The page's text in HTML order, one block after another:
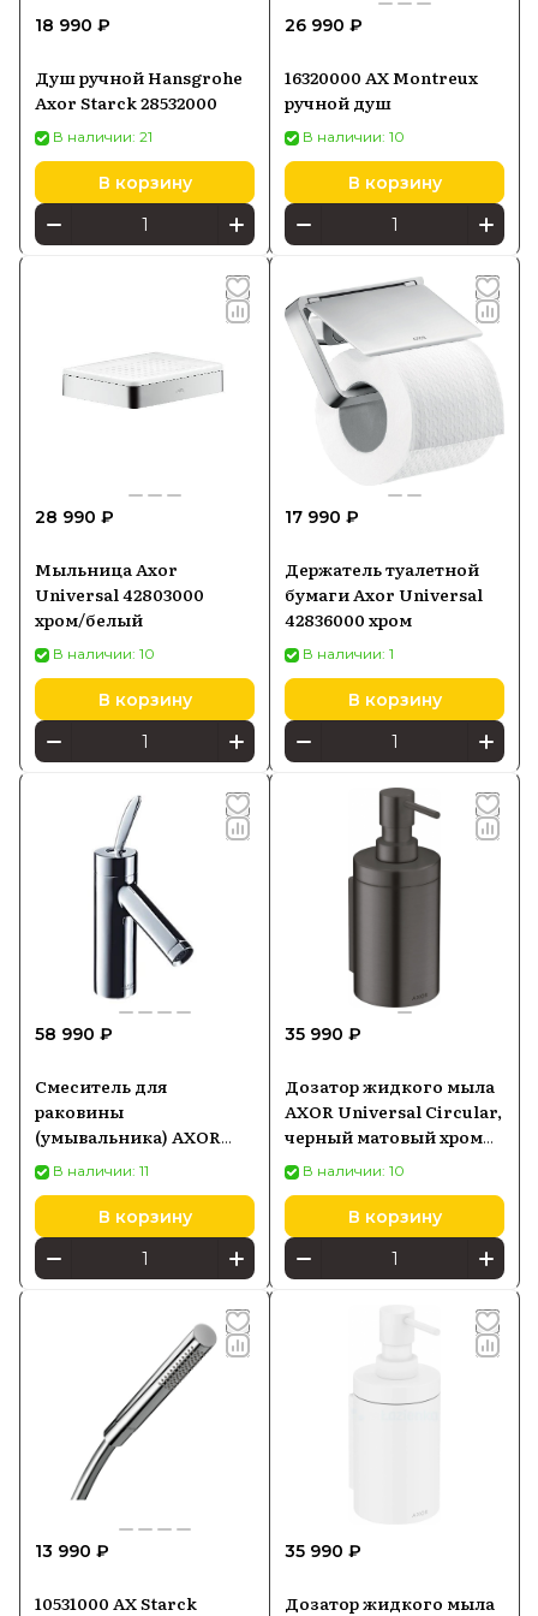
18 990 ₽
Душ ручной Hansgrohe
Axor Starck 28532000
В наличии: 21
В корзину
26 990 ₽
16320000 AX Montreux
ручной душ
В наличии: 10
В корзину
28 990 ₽
Мыльница Axor
Universal 42803000
хром/белый
В наличии: 10
В корзину
17 990 ₽
Держатель туалетной
бумаги Axor Universal
42836000 хром
В наличии: 1
В корзину
58 990 ₽
Смеситель для
раковины
(умывальника) AXOR
Starck 10010000 хром
В наличии: 11
В корзину
35 990 ₽
Дозатор жидкого мыла
AXOR Universal Circular,
черный матовый хром
42810340
В наличии: 10
В корзину
13 990 ₽
10531000 AX Starck
35 990 ₽
Дозатор жидкого мыла